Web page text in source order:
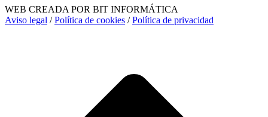
WEB CREADA POR BIT INFORMÁTICA
Aviso legal /Política de cookies /Política de privacidad